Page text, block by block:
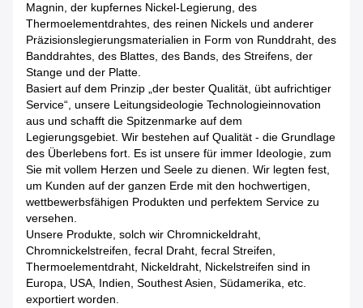
Magnin, der kupfernes Nickel-Legierung, des
Thermoelementdrahtes, des reinen Nickels und anderer
Präzisionslegierungsmaterialien in Form von Runddraht, des
Banddrahtes, des Blattes, des Bands, des Streifens, der
Stange und der Platte.
Basiert auf dem Prinzip „der bester Qualität, übt aufrichtiger
Service“, unsere Leitungsideologie Technologieinnovation
aus und schafft die Spitzenmarke auf dem
Legierungsgebiet. Wir bestehen auf Qualität - die Grundlage
des Überlebens fort. Es ist unsere für immer Ideologie, zum
Sie mit vollem Herzen und Seele zu dienen. Wir legten fest,
um Kunden auf der ganzen Erde mit den hochwertigen,
wettbewerbsfähigen Produkten und perfektem Service zu
versehen.
Unsere Produkte, solch wir Chromnickeldraht,
Chromnickelstreifen, fecral Draht, fecral Streifen,
Thermoelementdraht, Nickeldraht, Nickelstreifen sind in
Europa, USA, Indien, Southest Asien, Südamerika, etc.
exportiert worden.